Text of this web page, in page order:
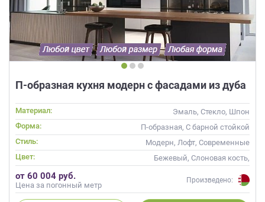
П-образная кухня модерн с фасадами из дуба
Материал:
Эмаль, Стекло, Шпон
Форма:
П-образная, С барной стойкой
Стиль:
Модерн, Лофт, Современные
Цвет:
Бежевый, Слоновая кость,
Кремовый
от 60 004 руб.
Цена за погонный метр
Произведено: